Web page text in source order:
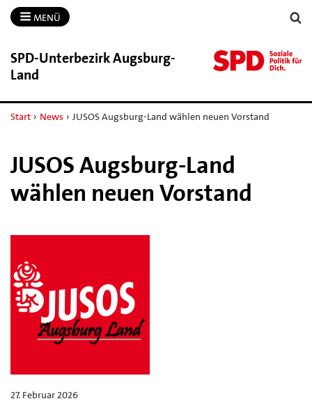
MENÜ
SPD-​Unterbezirk Augsburg-​
Land
Start › News › JUSOS Augsburg-Land wählen neuen Vorstand
JUSOS Augsburg-Land
wählen neuen Vorstand
27. Februar 2026